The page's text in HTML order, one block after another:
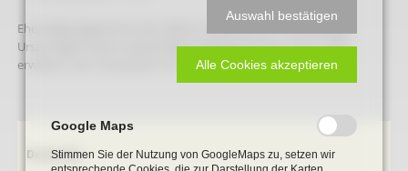
Ehemalige Eigenkirche des Stiftes Freckenhorst, 1193 bezeugt.
Ursprünglich kleine zweischifﬁge Hallenkirche des 14. Jh., 1933
erweitert, der romanische Turn erhöht.
Navigation
Denkmale
Auswahl bestätigen
Alle Cookies akzeptieren
Google Maps
Stimmen Sie der Nutzung von GoogleMaps zu, setzen wir